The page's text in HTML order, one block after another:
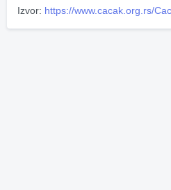
Izvor: https://www.cacak.org.rs/